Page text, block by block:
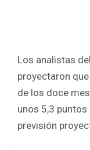
Los analistas
proyectaron
de los doce
unos 5,3
previsión